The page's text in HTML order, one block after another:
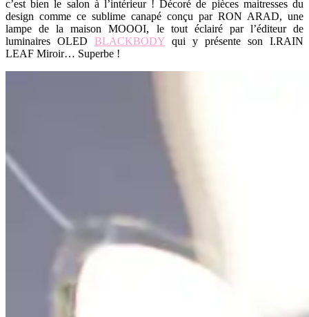
c’est bien le salon à l’intérieur ! Décoré de pièces maitresses du
design comme ce sublime canapé conçu par RON ARAD, une
lampe de la maison MOOOI, le tout éclairé par l’éditeur de
luminaires OLED BLACKBODY qui y présente son I.RAIN
LEAF Miroir… Superbe !